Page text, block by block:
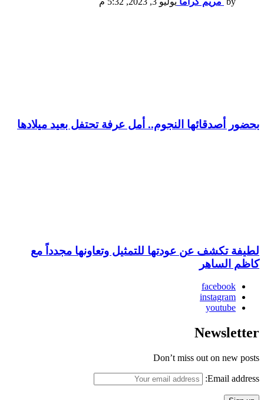
بحضور أصدقائها النجوم.. أمل عرفة تحتفل بعيد ميلادها
لطيفة تكشف عن عودتها للتمثيل وتعاونها مجدداً مع
كاظم الساهر
facebook
instagram
youtube
Newsletter
Don’t miss out on new posts
Email address: